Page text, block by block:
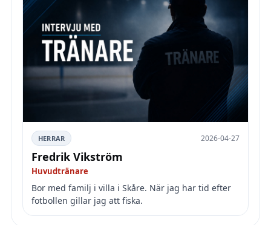
HERRAR 2026-04-27
Fredrik Vikström
Huvudtränare
Bor med familj i villa i Skåre. När jag har tid efter
fotbollen gillar jag att fiska.